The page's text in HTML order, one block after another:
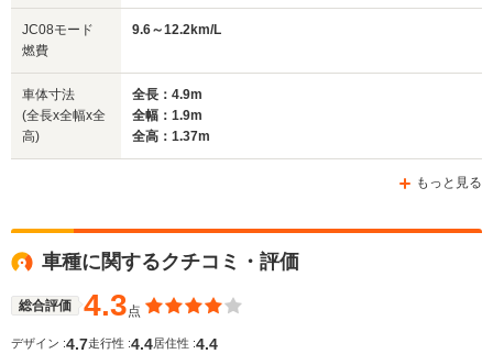
駆動方式
JC08モード
燃費
9.6～12.2km/L
車体寸法
(全長x全幅x全
高)
全長：4.9m
全幅：1.9m
全高：1.37m
もっと見る
車種に関するクチコミ・評価
総合評価 4.3点
デザイン :4.7走行性 :4.4 居住性 :4.4